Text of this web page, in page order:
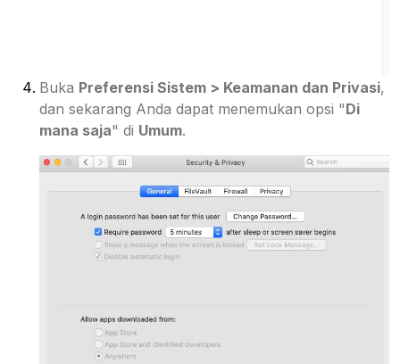
Buka Preferensi Sistem > Keamanan dan Privasi,
dan sekarang Anda dapat menemukan opsi "Di
mana saja" di Umum.